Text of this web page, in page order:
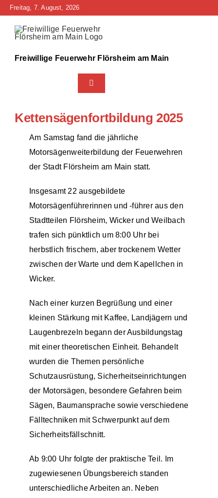
Zum
springen
Freitag, 7. August, 2026
Freiwillige Feuerwehr Flörsheim am Main
Toggle
Navigation
Neuigkeiten
Über uns
Einsätze
Kettensägenfortbildung 2025
Am Samstag fand die jährliche
Motorsägenweiterbildung der Feuerwehren
der Stadt Flörsheim am Main statt.
Insgesamt 22 ausgebildete
Motorsägenführerinnen und -führer aus den
Stadtteilen Flörsheim, Wicker und Weilbach
trafen sich pünktlich um 8:00 Uhr bei
herbstlich frischem, aber trockenem Wetter
zwischen der Warte und dem Kapellchen in
Wicker.
Nach einer kurzen Begrüßung und einer
kleinen Stärkung mit Kaffee, Landjägern und
Laugenbrezeln begann der Ausbildungstag
mit einer theoretischen Einheit. Behandelt
wurden die Themen persönliche
Schutzausrüstung, Sicherheitseinrichtungen
der Motorsägen, besondere Gefahren beim
Sägen, Baumansprache sowie verschiedene
Fälltechniken mit Schwerpunkt auf dem
Sicherheitsfällschnitt.
Ab 9:00 Uhr folgte der praktische Teil. Im
zugewiesenen Übungsbereich standen
unterschiedliche Arbeiten an. Neben